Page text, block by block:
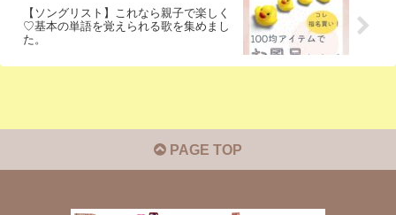
【ソングリスト】これなら親子で楽しく
♡基本の単語を覚えられる歌を集めまし
た。
PAGE TOP